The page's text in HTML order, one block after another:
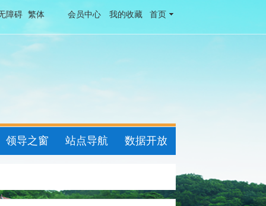
障碍 繁体 会员中心 我的收藏 首页
领导之窗 站点导航 数据开放